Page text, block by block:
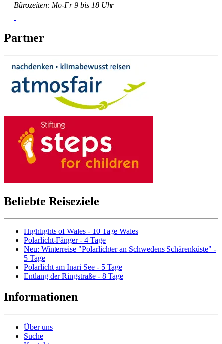
Bürozeiten: Mo-Fr 9 bis 18 Uhr
Partner
Beliebte Reiseziele
Highlights of Wales - 10 Tage Wales
Polarlicht-Fänger - 4 Tage
Neu: Winterreise "Polarlichter an Schwedens Schärenküste" -
5 Tage
Polarlicht am Inari See - 5 Tage
Entlang der Ringstraße - 8 Tage
Informationen
Über uns
Suche